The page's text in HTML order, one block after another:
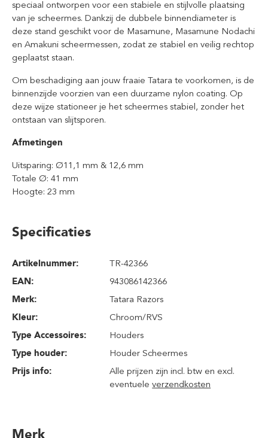
speciaal ontworpen voor een stabiele en stijlvolle plaatsing
van je scheermes. Dankzij de dubbele binnendiameter is
deze stand geschikt voor de Masamune, Masamune Nodachi
en Amakuni scheermessen, zodat ze stabiel en veilig rechtop
geplaatst staan.
Om beschadiging aan jouw fraaie Tatara te voorkomen, is de
binnenzijde voorzien van een duurzame nylon coating. Op
deze wijze stationeer je het scheermes stabiel, zonder het
ontstaan van slijtsporen.
Afmetingen
Uitsparing: Ø11,1 mm & 12,6 mm
Totale Ø: 41 mm
Hoogte: 23 mm
Specificaties
Artikelnummer:
TR-42366
EAN:
943086142366
Merk:
Tatara Razors
Kleur:
Chroom/RVS
Type Accessoires:
Houders
Type houder:
Houder Scheermes
Prijs info:
Alle prijzen zijn incl. btw en excl.
eventueleverzendkosten
Merk